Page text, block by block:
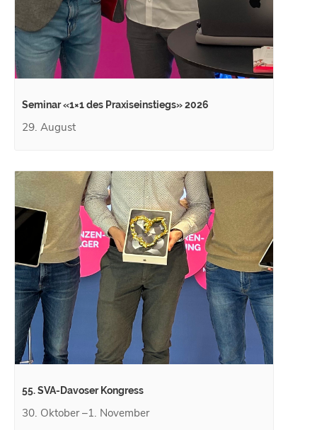
Seminar «1×1 des Praxiseinstiegs» 2026
29. August
55. SVA-Davoser Kongress
30. Oktober –1. November